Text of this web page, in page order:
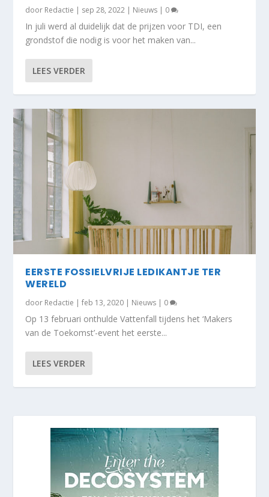
door Redactie | sep 28, 2022 | Nieuws | 0
In juli werd al duidelijk dat de prijzen voor TDI, een
grondstof die nodig is voor het maken van...
LEES VERDER
EERSTE FOSSIELVRIJE LEDIKANTJE TER
WERELD
door Redactie |feb 13, 2020 | Nieuws | 0
Op 13 februari onthulde Vattenfall tijdens het ‘Makers
van de Toekomst’-event het eerste...
LEES VERDER